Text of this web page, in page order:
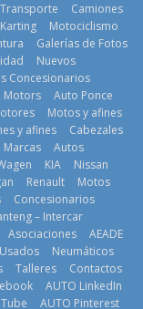
¿Qué puede
pasar con tu
vehículo si
permanece
varios días sin
usar?
3 de agosto de
2026
Transporte
Camiones
Karting
Motociclismo
Galerías de Fotos
Nuevos
Concesionarios
Motors
Auto Ponce
Motos y afines
y afines
Cabezales
Marcas
Autos
KIA
Nissan
Renault
Motos
Concesionarios
– Intercar
Asociaciones
AEADE
Neumáticos
Talleres
Contactos
AUTO LinkedIn
AUTO Pinterest